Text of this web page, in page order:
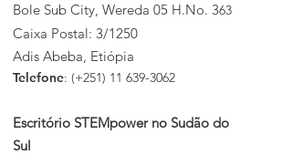
Bole Sub City, Wereda 05 H.No. 363
Caixa Postal: 3/1250
Adis Abeba, Etiópia
Telefone: (+251) 11 639-3062
Escritório STEMpower no Sudão do
Sul